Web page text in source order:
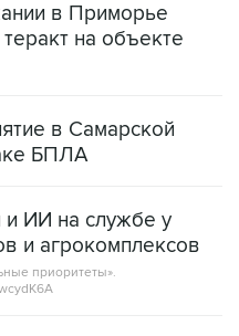
в Приморье
на объекте
в Самарской
БПЛА
и ИИ на службе у
и агрокомплексов
приоритеты».